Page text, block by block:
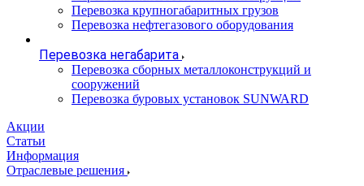
Перевозка крупногабаритных грузов
Перевозка нефтегазового оборудования
Перевозка негабарита
Перевозка сборных металлоконструкций и
сооружений
Перевозка буровых установок SUNWARD
Акции
Статьи
Информация
Отраслевые решения